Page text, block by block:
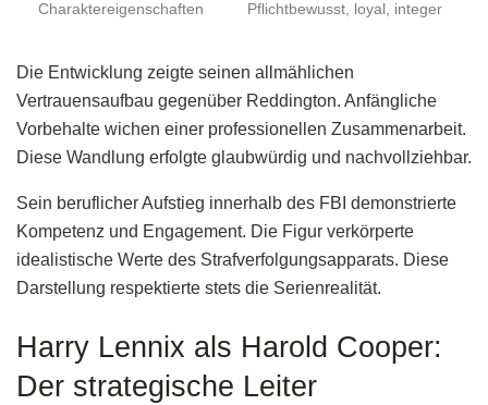
Charaktereigenschaften Pflichtbewusst, loyal, integer
Die Entwicklung zeigte seinen allmählichen
Vertrauensaufbau gegenüber Reddington. Anfängliche
Vorbehalte wichen einer professionellen Zusammenarbeit.
Diese Wandlung erfolgte glaubwürdig und nachvollziehbar.
Sein beruflicher Aufstieg innerhalb des FBI demonstrierte
Kompetenz und Engagement. Die Figur verkörperte
idealistische Werte des Strafverfolgungsapparats. Diese
Darstellung respektierte stets die Serienrealität.
Harry Lennix als Harold Cooper:
Der strategische Leiter